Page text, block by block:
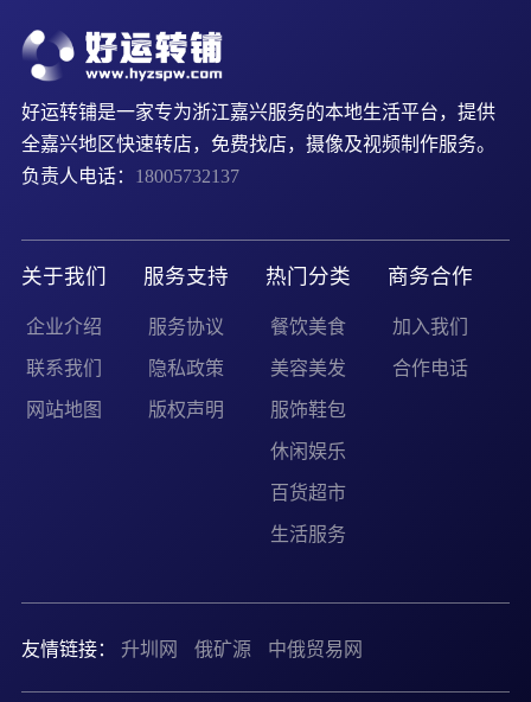
好运转铺是一家专为浙江嘉兴服务的本地生活平台，提供
全嘉兴地区快速转店，免费找店，摄像及视频制作服务。
负责人电话： 18005732137
关于我们
企业介绍
联系我们
网站地图
服务支持
服务协议
隐私政策
版权声明
热门分类
餐饮美食
美容美发
服饰鞋包
休闲娱乐
百货超市
生活服务
商务合作
加入我们
合作电话
友情链接： 升圳网 俄矿源 中俄贸易网